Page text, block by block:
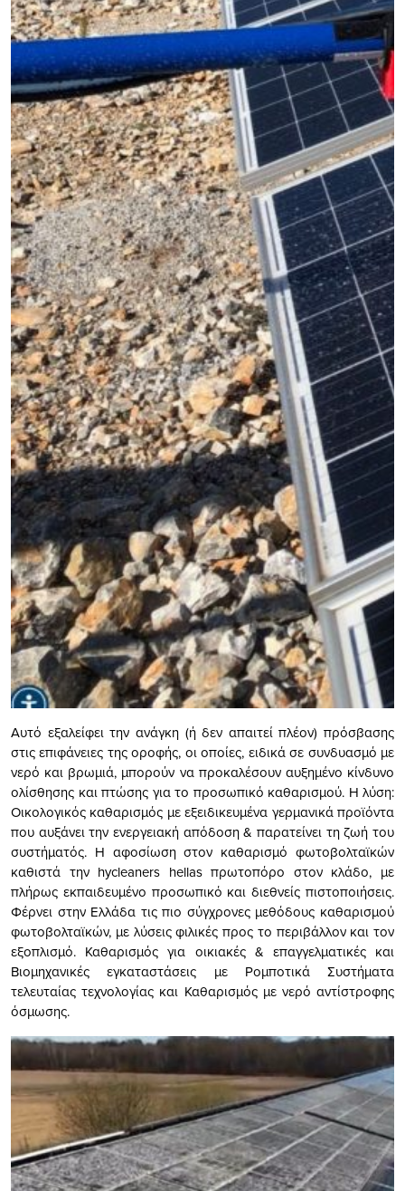
Αυτό εξαλείφει την ανάγκη (ή δεν απαιτεί πλέον) πρόσβασης
στις επιφάνειες της οροφής, οι οποίες, ειδικά σε συνδυασμό με
νερό και βρωμιά, μπορούν να προκαλέσουν αυξημένο κίνδυνο
ολίσθησης και πτώσης για το προσωπικό καθαρισμού. Η λύση:
Οικολογικός καθαρισμός με εξειδικευμένα γερμανικά προϊόντα
που αυξάνει την ενεργειακή απόδοση & παρατείνει τη ζωή του
συστήματός. Η αφοσίωση στον καθαρισμό φωτοβολταϊκών
καθιστά την hycleaners hellas πρωτοπόρο στον κλάδο, με
πλήρως εκπαιδευμένο προσωπικό και διεθνείς πιστοποιήσεις.
Φέρνει στην Ελλάδα τις πιο σύγχρονες μεθόδους καθαρισμού
φωτοβολταϊκών, με λύσεις φιλικές προς το περιβάλλον και τον
εξοπλισμό. Καθαρισμός για οικιακές & επαγγελματικές και
Βιομηχανικές εγκαταστάσεις με Ρομποτικά Συστήματα
τελευταίας τεχνολογίας και Καθαρισμός με νερό αντίστροφης
όσμωσης.